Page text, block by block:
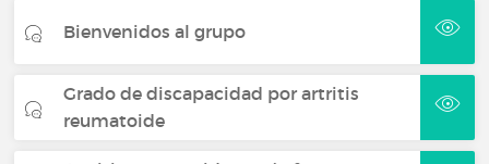
Bienvenidos al grupo
Grado de discapacidad por artritis
reumatoide